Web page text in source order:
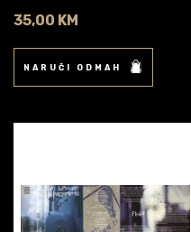
35,00 KM
NARUČI ODMAH